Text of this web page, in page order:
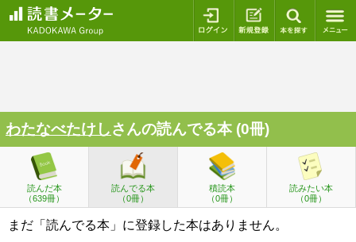
ログイン 新規登録
わたなべたけしさんの読んでる本 (0冊)
読んだ本
（639冊）
読んでる本
（0冊）
積読本
（0冊）
読みたい本
（0冊）
まだ「読んでる本」に登録した本はありません。